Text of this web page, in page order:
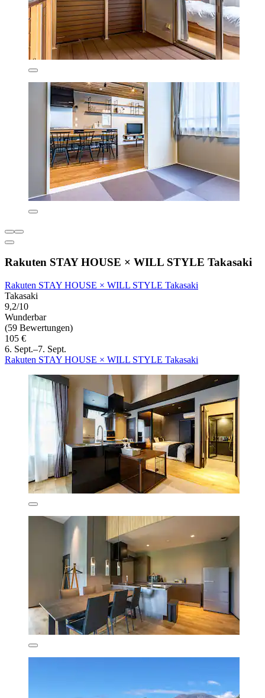
Rakuten STAY HOUSE × WILL STYLE Takasaki
Rakuten STAY HOUSE × WILL STYLE Takasaki
Takasaki
9,2/10
Wunderbar
(59 Bewertungen)
105 €
6. Sept.–7. Sept.
Rakuten STAY HOUSE × WILL STYLE Takasaki